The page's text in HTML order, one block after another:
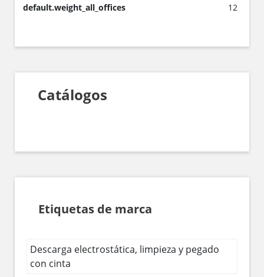
default.weight_all_offices 12
Catálogos
Etiquetas de marca
Descarga electrostática, limpieza y pegado
con cinta